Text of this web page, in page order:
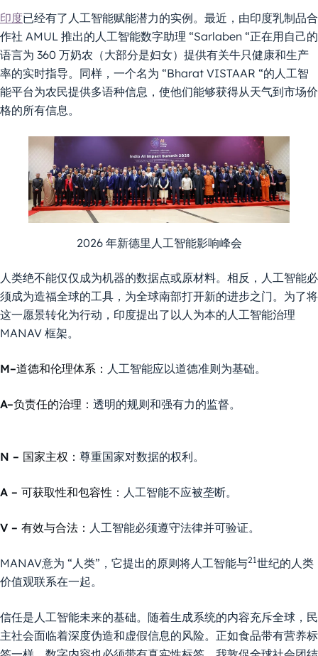
印度已经有了人工智能赋能潜力的实例。最近，由印度乳制品合
作社 AMUL 推出的人工智能数字助理 “Sarlaben “正在用自己的
语言为 360 万奶农（大部分是妇女）提供有关牛只健康和生产
率的实时指导。同样，一个名为 “Bharat VISTAAR “的人工智
能平台为农民提供多语种信息，使他们能够获得从天气到市场价
格的所有信息。
2026 年新德里人工智能影响峰会
人类绝不能仅仅成为机器的数据点或原材料。相反，人工智能必
须成为造福全球的工具，为全球南部打开新的进步之门。为了将
这一愿景转化为行动，印度提出了以人为本的人工智能治理
MANAV 框架。
M–道德和伦理体系： 人工智能应以道德准则为基础。
A–负责任的治理： 透明的规则和强有力的监督。
N – 国家主权： 尊重国家对数据的权利。
A – 可获取性和包容性： 人工智能不应被垄断。
V – 有效与合法： 人工智能必须遵守法律并可验证。
MANAV意为 “人类”，它提出的原则将人工智能与21世纪的人类
价值观联系在一起。
信任是人工智能未来的基础。随着生成系统的内容充斥全球，民
主社会面临着深度伪造和虚假信息的风险。正如食品带有营养标